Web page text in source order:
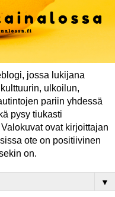
jossa lukijana
ulkoilun,
pariin yhdessä
pysy tiukasti
ovat kirjoittajan
ote on positiivinen
on.
▼